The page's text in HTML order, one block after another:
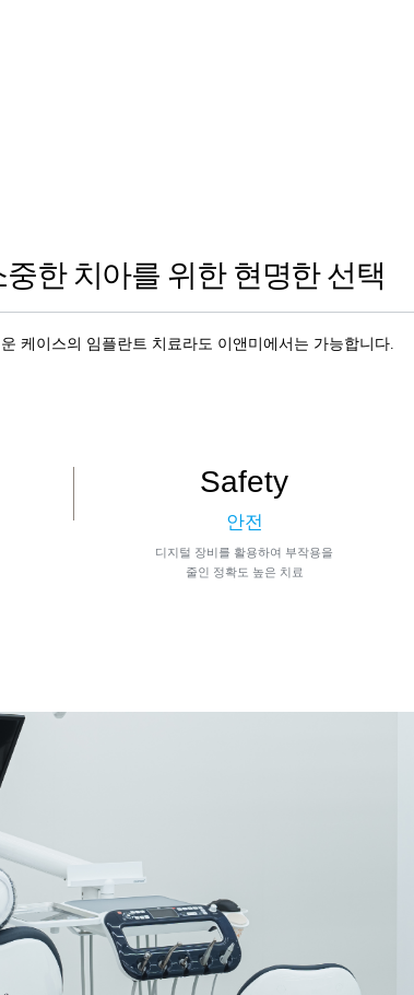
중한 치아를 위한 현명한 선택
케이스의 임플란트 치료라도 이앤미에서는 가능합니다.
Safety
안전
디지털 장비를 활용하여 부작용을
줄인 정확도 높은 치료